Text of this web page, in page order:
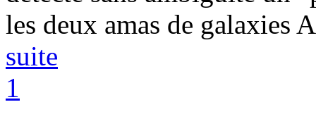
les deux amas de galaxies
suite
1